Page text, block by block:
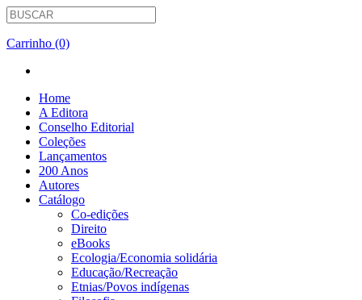
Carrinho (0)
Home
A Editora
Conselho Editorial
Coleções
Lançamentos
200 Anos
Autores
Catálogo
Co-edições
Direito
eBooks
Ecologia/Economia solidária
Educação/Recreação
Etnias/Povos indígenas